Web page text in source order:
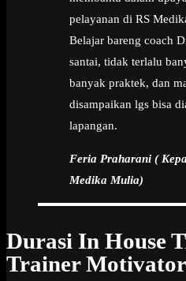
pelayanan di RS
Belajar bareng coach
santai, tidak terlalu
banyak praktek, dan
disampaikan lgs bisa
lapangan.
Feria Praharani (
Medika Mulia)
Durasi In House
Trainer